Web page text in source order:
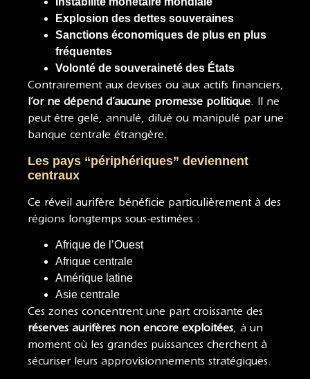
Explosion des dettes souveraines
Sanctions économiques de plus en plus
fréquentes
Volonté de souveraineté des États
Contrairement aux devises ou aux actifs financiers,
l’or ne dépend d’aucune promesse politique . Il ne
peut être gelé, annulé, dilué ou manipulé par une
banque centrale étrangère.
Les pays “périphériques” deviennent
centraux
Ce réveil aurifère bénéficie particulièrement à des
régions longtemps sous-estimées :
Afrique de l’Ouest
Afrique centrale
Amérique latine
Asie centrale
Ces zones concentrent une part croissante des
réserves aurifères non encore exploitées, à un
moment où les grandes puissances cherchent à
sécuriser leurs approvisionnements stratégiques.